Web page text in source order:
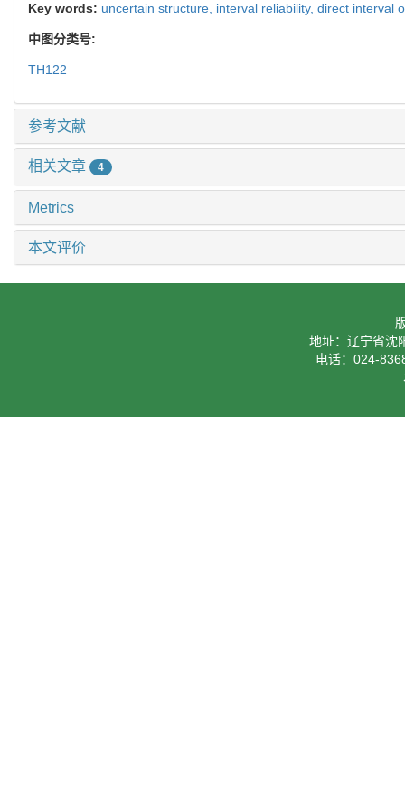
Key words: uncertain structure, interval reliability, direct interval
中图分类号:
TH122
参考文献
相关文章 4
Metrics
本文评价
地址：辽宁省沈
电话：024-